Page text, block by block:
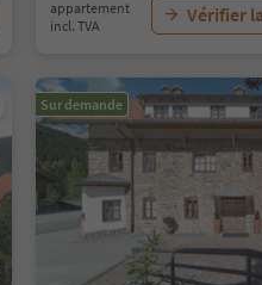
appartement
incl. TVA
Vérifier
Sur demande